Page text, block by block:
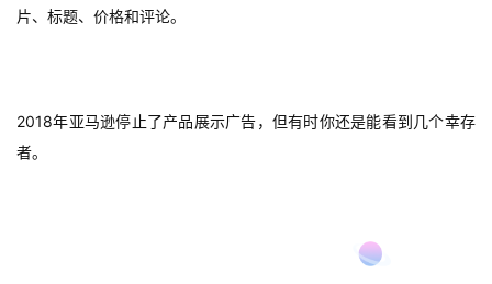
片、标题、价格和评论。
2018年亚马逊停止了产品展示广告，但有时你还是能看到几个幸存
者。